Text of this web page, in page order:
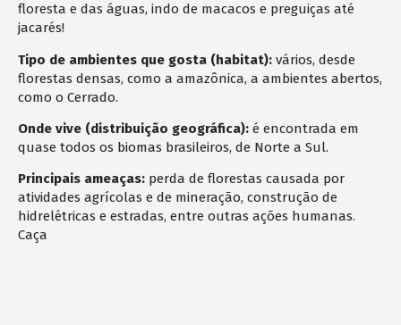
floresta e das águas, indo de macacos e preguiças até
jacarés!
Tipo de ambientes que gosta (habitat): vários, desde
florestas densas, como a amazônica, a ambientes abertos,
como o Cerrado.
Onde vive (distribuição geográfica): é encontrada em
quase todos os biomas brasileiros, de Norte a Sul.
Principais ameaças: perda de florestas causada por
atividades agrícolas e de mineração, construção de
hidrelétricas e estradas, entre outras ações humanas.
Caça